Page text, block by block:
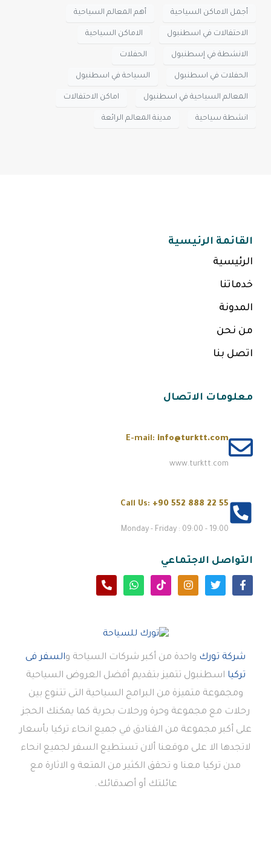
أجمل الاماكن السياحية أهم المعالم السياحية
الاحتفالات في اسطنبول الاماكن السياحية
الانشطة في إسطنبول الحفلات
الحفلات في اسطنبول السياحة في اسطنبول
المعالم السياحية في اسطنبول اماكن الاحتفالات
انشطة سياحية مدينة المعالم الرائعة
القائمة الرئيسية
الرئيسية
خدماتنا
المدونة
من نحن
اتصل بنا
معلومات الاتصال
E-mail: info@turktt.com
www.turktt.com
Call Us: +90 552 888 22 55
Monday - Friday : 09:00 - 19:00
التواصل الاجتماعي
شركة تورك واحدة من أكبر شركات السياحة والسفر فى
تركيا اسطنبول تتميز بتقديم أفضل العروض السياحية
ومجموعة متميزة من البرامج السياحية التى تتنوع بين
رحلات مع مجموعة وحرة ورحلات بحرية كما يمكنك الحجز
على أكبر مجموعة من الفنادق في جميع انحاء تركيا بأسعار
لاتجدها الا على موقعنا ألان تستطيع السفر لجميع انحاء
مدن تركيا معنا و تحقق الكثير من المتعة و الاثارة مع
عائلتك أو أصدقائك.